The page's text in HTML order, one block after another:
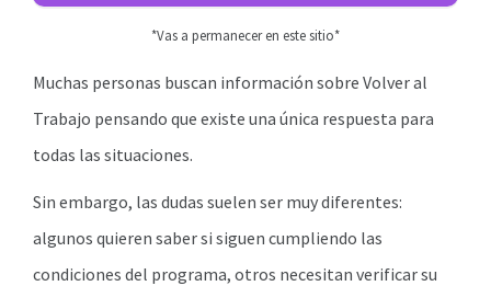
*Vas a permanecer en este sitio*
Muchas personas buscan información sobre Volver al
Trabajo pensando que existe una única respuesta para
todas las situaciones.
Sin embargo, las dudas suelen ser muy diferentes:
algunos quieren saber si siguen cumpliendo las
condiciones del programa, otros necesitan verificar su